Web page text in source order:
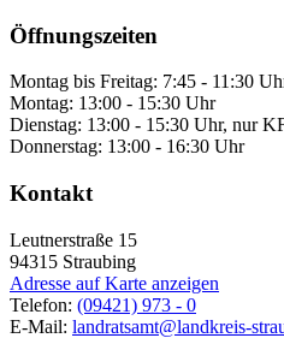
Öffnungszeiten
Montag bis Freitag: 7:45 - 11:30
Montag: 13:00 - 15:30 Uhr
Dienstag: 13:00 - 15:30 Uhr, nur
Donnerstag: 13:00 - 16:30 Uhr
Kontakt
Leutnerstraße 15
94315 Straubing
Adresse auf Karte anzeigen
Telefon: (09421) 973 - 0
E-Mail: landratsamt@landkreis-